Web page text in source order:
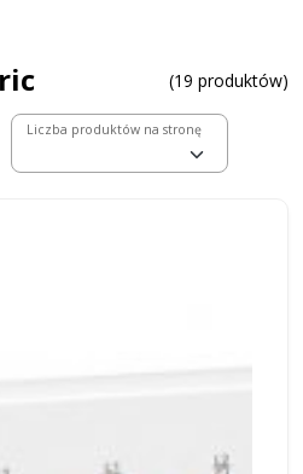
(19 produktów)
Liczba produktów na stronę